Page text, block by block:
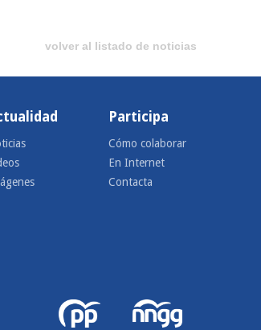
volver al listado de noticias
Participa
Cómo colaborar
En Internet
Contacta